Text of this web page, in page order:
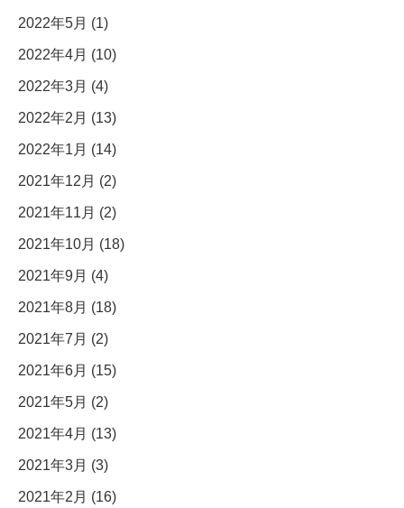
2022年5月 (1)
2022年4月 (10)
2022年3月 (4)
2022年2月 (13)
2022年1月 (14)
2021年12月 (2)
2021年11月 (2)
2021年10月 (18)
2021年9月 (4)
2021年8月 (18)
2021年7月 (2)
2021年6月 (15)
2021年5月 (2)
2021年4月 (13)
2021年3月 (3)
2021年2月 (16)